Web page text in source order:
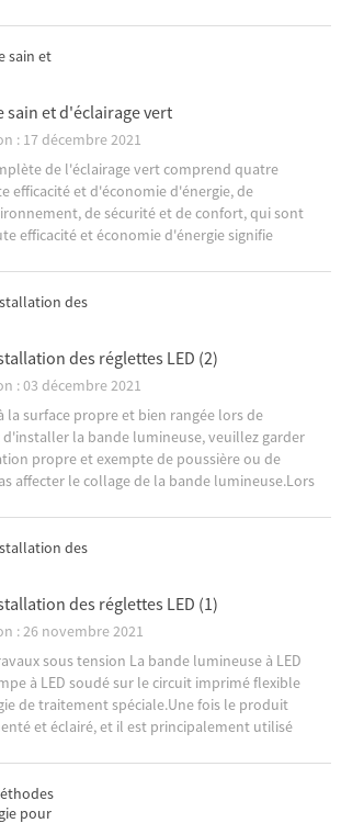
l...
sain et d'éclairage vert
: 17 décembre 2021
de l'éclairage vert comprend quatre
efficacité et d'économie d'énergie, de
de sécurité et de confort, qui sont
efficacité et économie d'énergie signifie
des réglettes LED (2)
: 03 décembre 2021
la surface propre et bien rangée lors de
la bande lumineuse, veuillez garder
propre et exempte de poussière ou de
affecter le collage de la bande lumineuse.Lors
t ...
des réglettes LED (1)
: 26 novembre 2021
sous tension La bande lumineuse à LED
à LED soudé sur le circuit imprimé flexible
de traitement spéciale.Une fois le produit
et éclairé, et il est principalement utilisé